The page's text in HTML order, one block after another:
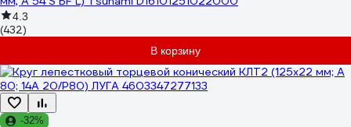
4.3
(432)
В корзину
-32%